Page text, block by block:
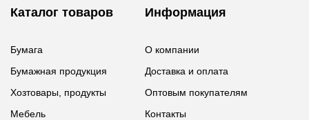
Каталог товаров
Бумага
Бумажная продукция
Хозтовары, продукты
Мебель
Информация
О компании
Доставка и оплата
Оптовым покупателям
Контакты